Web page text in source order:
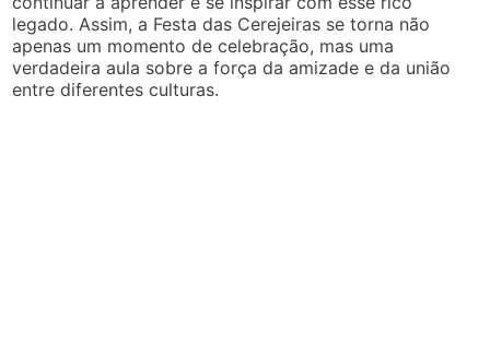
legado. Assim, a Festa das Cerejeiras se torna não
apenas um momento de celebração, mas uma
verdadeira aula sobre a força da amizade e da união
entre diferentes culturas.